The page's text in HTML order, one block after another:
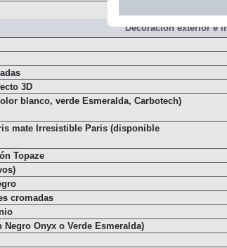
Decoración exterior e
3D
blanco, verde Esmeralda, Carbotech)
mate Irresistible Paris (disponible
Topaze
cromadas
Onyx o Verde Esmeralda)